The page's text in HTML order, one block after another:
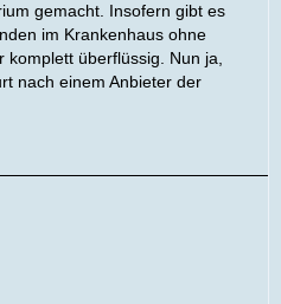
gemacht. Insofern gibt es
im Krankenhaus ohne
komplett überflüssig. Nun ja,
nach einem Anbieter der